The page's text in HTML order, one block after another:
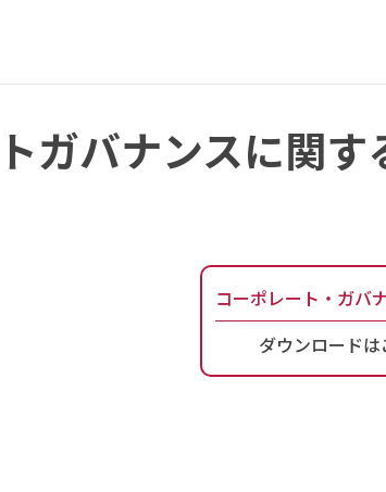
ガバナンスに関す
コーポレート・ガバ
ダウンロードは